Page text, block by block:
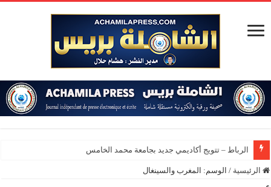
الرباط – تتويج أكاديمي جديد بجامعة محمد الخامس
الرئيسية / الوسم: المغرب والسينغال